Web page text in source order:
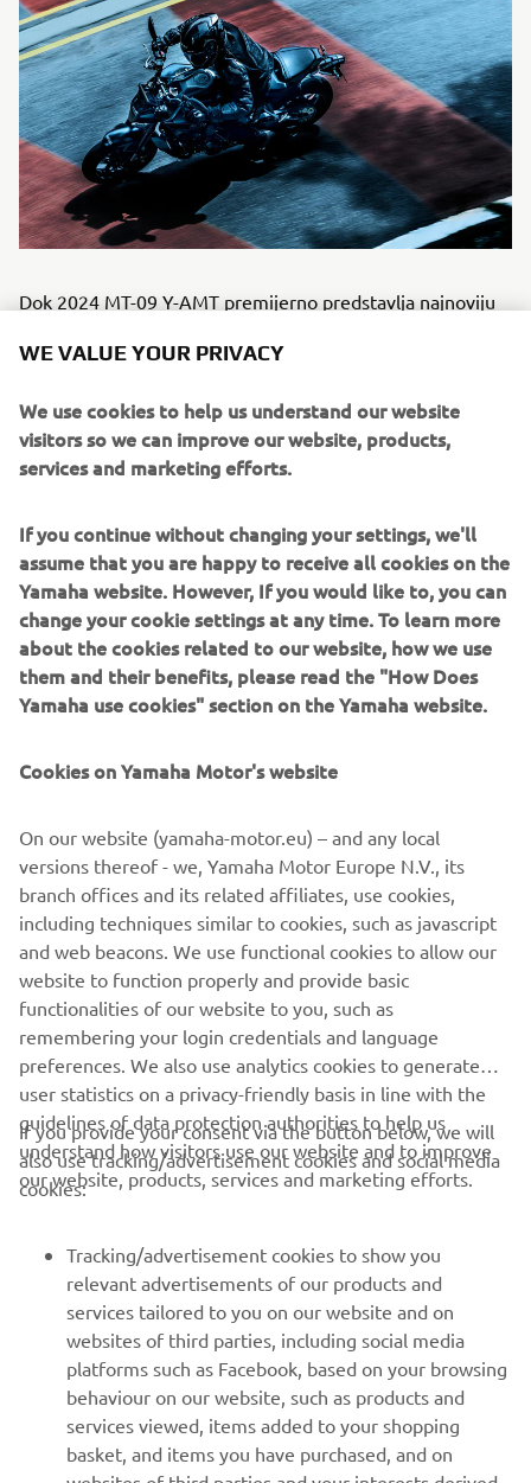
Dok 2024 MT-09 Y-AMT premijerno predstavlja najnoviju
MT-09 referentnom tačkom u klasi sportski nagih
unapređujući senzacionalne performanse MT-09, MT-09 Y-
AMT pruža uzbudljivu vožnju od početka do kraja –
pružajući vam visoko rafinirano iskustvo vožnje i još veću
sledeće nivoa koja je sinonim za ovu vodeću mašinu, MT-
09 Y-AMT dolazi sa Smart Key sistemom, omogućavajući
vam da pokrenete motocikl bez napora.
OTKRIJTE MT-09 Y-AMT
CORPORATE
MORE YAMAHA
SUPPORT
BILTEN
WE VALUE YOUR PRIVACY
We use cookies to help us understand our website
visitors so we can improve our website, products,
services and marketing efforts.
If you continue without changing your settings, we'll
assume that you are happy to receive all cookies on the
Yamaha website. However, If you would like to, you can
change your cookie settings at any time. To learn more
about the cookies related to our website, how we use
them and their benefits, please read the "How Does
Yamaha use cookies" section on the Yamaha website.
Cookies on Yamaha Motor's website
On our website (yamaha-motor.eu) – and any local
versions thereof - we, Yamaha Motor Europe N.V., its
branch offices and its related affiliates, use cookies,
including techniques similar to cookies, such as javascript
and web beacons. We use functional cookies to allow our
website to function properly and provide basic
functionalities of our website to you, such as
remembering your login credentials and language
preferences. We also use analytics cookies to generate
user statistics on a privacy-friendly basis in line with the
guidelines of data protection authorities to help us
understand how visitors use our website and to improve
our website, products, services and marketing efforts.
If you provide your consent via the button below, we will
also use tracking/advertisement cookies and social media
cookies:
Tracking/advertisement cookies to show you
relevant advertisements of our products and
services tailored to you on our website and on
websites of third parties, including social media
platforms such as Facebook, based on your browsing
behaviour on our website, such as products and
services viewed, items added to your shopping
basket, and items you have purchased, and on